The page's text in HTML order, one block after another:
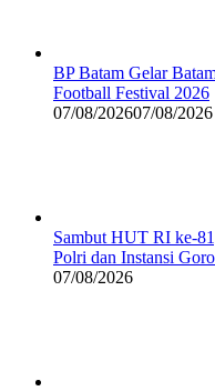
BP Batam Gelar
Football Festival 2026
07/08/202607/08/2026
Sambut HUT RI ke-
Polri dan Instansi
07/08/2026